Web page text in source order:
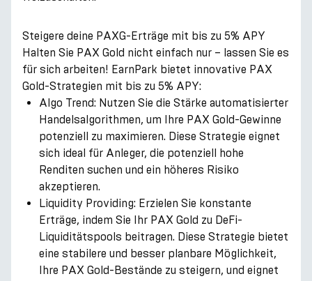
Steigere deine PAXG-Erträge mit bis zu 5% APY
Halten Sie PAX Gold nicht einfach nur – lassen Sie es
für sich arbeiten! EarnPark bietet innovative PAX
Gold-Strategien mit bis zu 5% APY:
Algo Trend: Nutzen Sie die Stärke automatisierter
Handelsalgorithmen, um Ihre PAX Gold-Gewinne
potenziell zu maximieren. Diese Strategie eignet
sich ideal für Anleger, die potenziell hohe
Renditen suchen und ein höheres Risiko
akzeptieren.
Liquidity Providing: Erzielen Sie konstante
Erträge, indem Sie Ihr PAX Gold zu DeFi-
Liquiditätspools beitragen. Diese Strategie bietet
eine stabilere und besser planbare Möglichkeit,
Ihre PAX Gold-Bestände zu steigern, und eignet